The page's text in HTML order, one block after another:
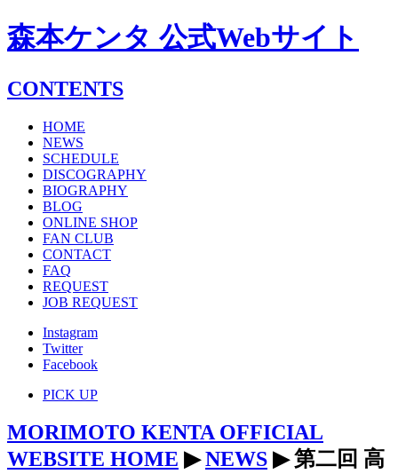
森本ケンタ 公式Webサイト
CONTENTS
HOME
NEWS
SCHEDULE
DISCOGRAPHY
BIOGRAPHY
BLOG
ONLINE SHOP
FAN CLUB
CONTACT
FAQ
REQUEST
JOB REQUEST
Instagram
Twitter
Facebook
PICK UP
MORIMOTO KENTA OFFICIAL
WEBSITE HOME ▶NEWS ▶ 第二回 高